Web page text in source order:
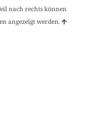
nach rechts können
angezeigt werden.